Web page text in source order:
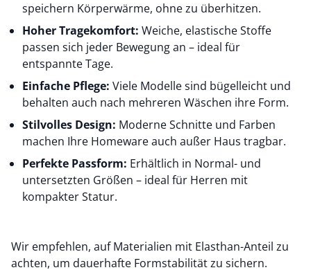
speichern Körperwärme, ohne zu überhitzen.
Hoher Tragekomfort: Weiche, elastische Stoffe
passen sich jeder Bewegung an – ideal für
entspannte Tage.
Einfache Pflege: Viele Modelle sind bügelleicht und
behalten auch nach mehreren Wäschen ihre Form.
Stilvolles Design: Moderne Schnitte und Farben
machen Ihre Homeware auch außer Haus tragbar.
Perfekte Passform: Erhältlich in Normal- und
untersetzten Größen – ideal für Herren mit
kompakter Statur.
Wir empfehlen, auf Materialien mit Elasthan-Anteil zu
achten, um dauerhafte Formstabilität zu sichern.